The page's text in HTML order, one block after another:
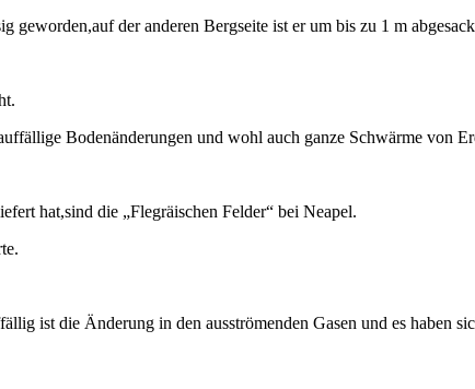
geworden,auf der anderen Bergseite ist er um bis zu 1 m
Bodenänderungen und wohl auch ganze Schwärme von
hat,sind die „Flegräischen Felder“ bei Neapel.
ist die Änderung in den ausströmenden Gasen und es haben